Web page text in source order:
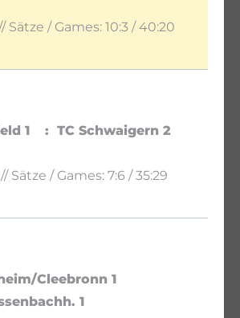
Sätze / Games: 10:3 / 40:20
1
TC Schwaigern 2
// Sätze / Games: 7:6 / 35:29
Cleebronn 1
1